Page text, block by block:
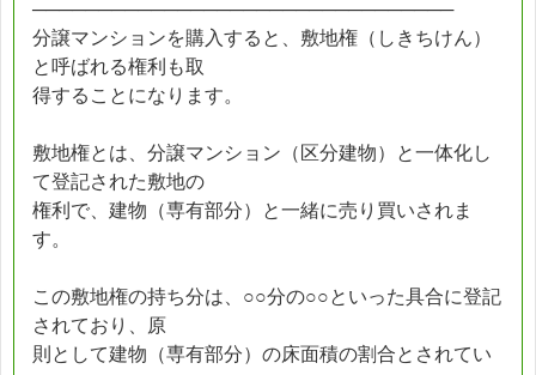
────────────────────────────────
分譲マンションを購入すると、敷地権（しきちけん）
と呼ばれる権利も取
得することになります。
敷地権とは、分譲マンション（区分建物）と一体化し
て登記された敷地の
権利で、建物（専有部分）と一緒に売り買いされま
す。
この敷地権の持ち分は、○○分の○○といった具合に登記
されており、原
則として建物（専有部分）の床面積の割合とされてい